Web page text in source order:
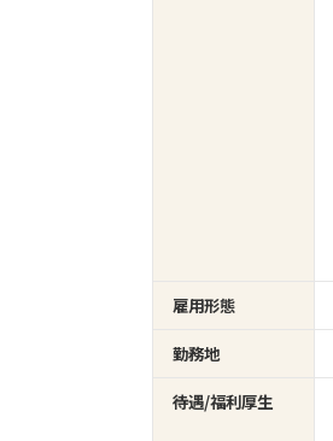
雇用形態
勤務地
待遇/福利厚生